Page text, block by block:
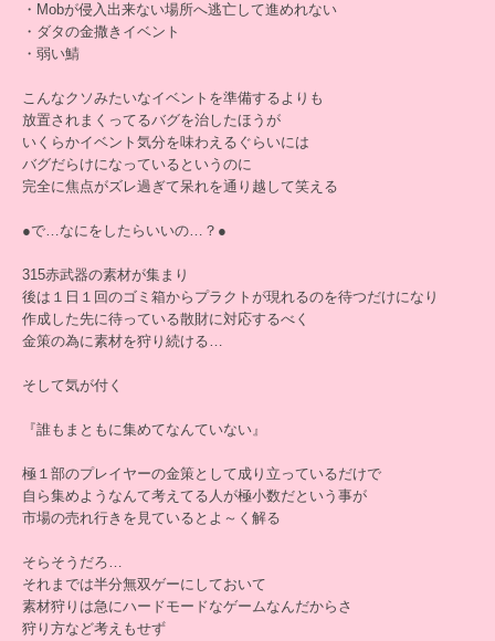
・Mobが侵入出来ない場所へ逃亡して進めれない
・ダタの金撒きイベント
・弱い鯖
こんなクソみたいなイベントを準備するよりも
放置されまくってるバグを治したほうが
いくらかイベント気分を味わえるぐらいには
バグだらけになっているというのに
完全に焦点がズレ過ぎて呆れを通り越して笑える
●で…なにをしたらいいの…？●
315赤武器の素材が集まり
後は１日１回のゴミ箱からプラクトが現れるのを待つだけになり
作成した先に待っている散財に対応するべく
金策の為に素材を狩り続ける…
そして気が付く
『誰もまともに集めてなんていない』
極１部のプレイヤーの金策として成り立っているだけで
自ら集めようなんて考えてる人が極小数だという事が
市場の売れ行きを見ているとよ～く解る
そらそうだろ…
それまでは半分無双ゲーにしておいて
素材狩りは急にハードモードなゲームなんだからさ
狩り方など考えもせず